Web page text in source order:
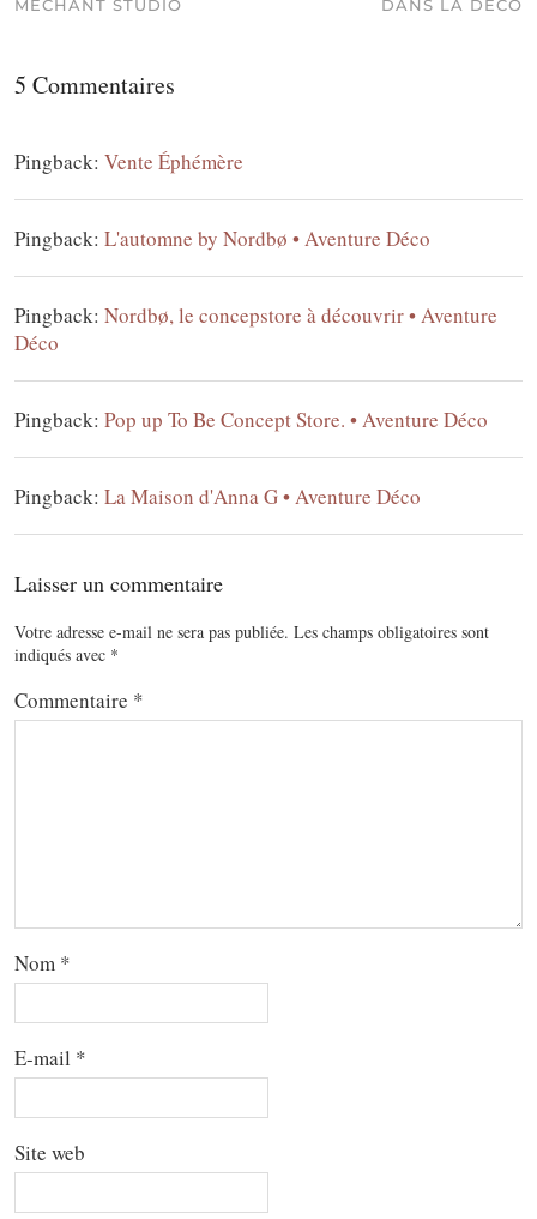
MÉCHANT STUDIO
DANS LA DÉCO
5 Commentaires
Pingback: Vente Éphémère
Pingback: L'automne by Nordbø • Aventure Déco
Pingback: Nordbø, le concepstore à découvrir • Aventure
Déco
Pingback: Pop up To Be Concept Store. • Aventure Déco
Pingback: La Maison d'Anna G • Aventure Déco
Laisser un commentaire
Votre adresse e-mail ne sera pas publiée. Les champs obligatoires sont
indiqués avec *
Commentaire *
Nom *
E-mail *
Site web